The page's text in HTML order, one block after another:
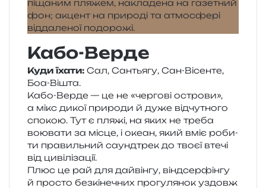
Кабо-Верде
Куди їхати: Сал, Сантьягу, Сан-Вісенте,
Боа-Вішта.
Кабо-Верде — це не «чер­го­ві остро­ви»,
а мікс дикої при­ро­ди й дуже від­чу­тно­го
спо­кою. Тут є пляжі, на яких не треба
вою­ва­ти за місце, і океан, який вміє роби­
ти пра­виль­ний саунд­трек до твоєї втечі
від цивілізації.
Плюс це рай для дай­він­гу, вінд­сер­фін­гу
й про­сто без­кі­не­чних про­гу­ля­нок уздовж